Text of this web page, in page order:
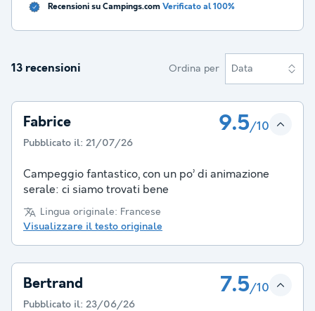
Recensioni su Campings.com Verificato al 100%
13 recensioni Ordina per Data
Fabrice 9.5/10
Pubblicato il: 21/07/26
Campeggio fantastico, con un po’ di animazione
serale: ci siamo trovati bene
Lingua originale: Francese
Visualizzare il testo originale
Bertrand 7.5/10
Pubblicato il: 23/06/26